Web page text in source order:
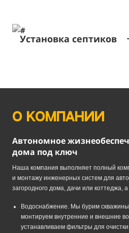
Установка септиков
О компании
Автономное
дома под ключ
Наша компания выполняет полный
и монтажу инженерных систем для
загородного дома, дачи или коттеджа,
Водоснабжение. Мы бурим
монтируем внутренние и внешние
устанавливаем фильтры для